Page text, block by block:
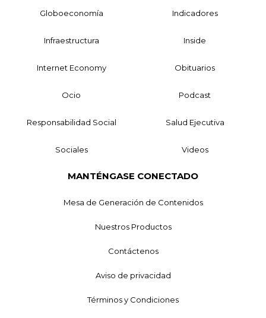
Globoeconomía Indicadores
Infraestructura Inside
Internet Economy Obituarios
Ocio Podcast
Responsabilidad Social Salud Ejecutiva
Sociales Videos
MANTÉNGASE CONECTADO
Mesa de Generación de Contenidos
Nuestros Productos
Contáctenos
Aviso de privacidad
Términos y Condiciones